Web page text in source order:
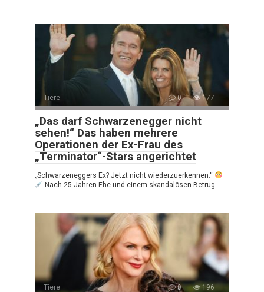
Tiere 0 177
„Das darf Schwarzenegger nicht
sehen!“ Das haben mehrere
Operationen der Ex-Frau des
„Terminator“-Stars angerichtet
„Schwarzeneggers Ex? Jetzt nicht wiederzuerkennen.“
Nach 25 Jahren Ehe und einem skandalösen Betrug
Tiere 0 196